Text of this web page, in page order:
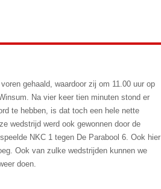
gehaald, waardoor zij om 11.00 uur op
Na vier keer tien minuten stond er
te hebben, is dat toch een hele nette
wedstrijd werd ook gewonnen door de
NKC 1 tegen De Parabool 6. Ook hier
Ook van zulke wedstrijden kunnen we
doen.